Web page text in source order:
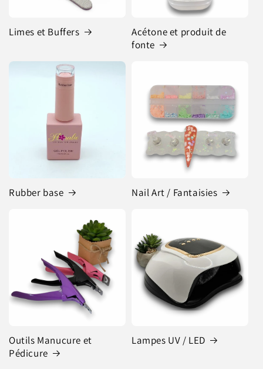
Limes et Buffers
Acétone et produit de
fonte
Rubber base Nail Art / Fantaisies
Outils Manucure et
Pédicure
Lampes UV / LED